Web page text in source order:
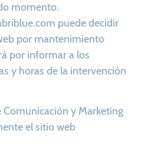
momento.
puede decidir
por mantenimiento
por informar a los
y horas de la intervención
y Marketing
el sitio web